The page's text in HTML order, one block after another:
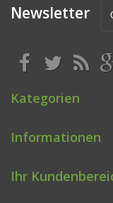
Newsletter
Kategorien
Informationen
Ihr